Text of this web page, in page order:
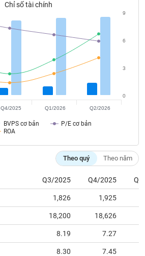
Chỉ số tài chính
BVPS cơ bản
P/E cơ bản
ROA
0
3
6
9
Q4/2025 Q1/2026 Q2/2026
Theo quý Theo năm
Q3/2025 Q4/2025
1,826 1,925
18,200 18,626
8.19 7.27
8.30 7.45